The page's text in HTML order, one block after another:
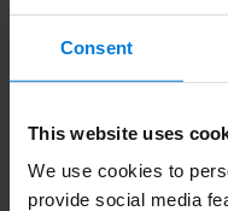
Consent
This website uses
We use cookies to
provide social media
doosjes
Heb je vragen over
mail met onze